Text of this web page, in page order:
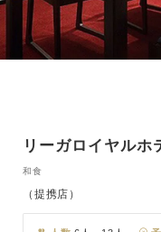
リーガロイヤルホ
和食
（提携店）